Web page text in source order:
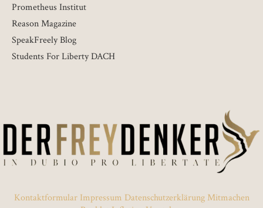
Prometheus Institut
Reason Magazine
SpeakFreely Blog
Students For Liberty DACH
Kontaktformular Impressum Datenschutzerklärung Mitmachen